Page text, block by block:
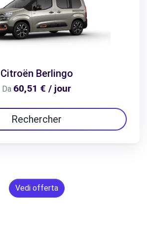
Citroën Berlingo
Da 60,51 € / jour
Rechercher
Vedi offerta